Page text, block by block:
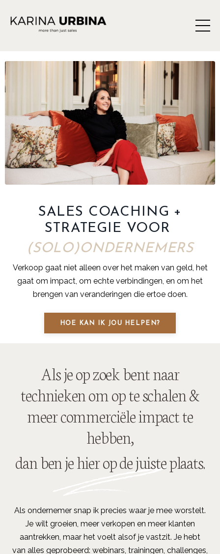
SALES COACHING +
STRATEGIE VOOR
(SOLO)ONDERNEMERS
Verkoop gaat niet alleen over het maken van geld, het
gaat om impact, om echte verbindingen, en om het
brengen van veranderingen die ertoe doen.
HOE KAN IK JOU HELPEN?
Als je op zoek bent naar
technieken om op te schalen &
meer commerciële impact te
hebben,
dan ben je hier op de juiste plaats.
Als ondernemer snap ik precies waar je mee worstelt.
Je wilt groeien, meer verkopen en meer klanten
aantrekken, maar het voelt alsof je vastzit. Je hebt
van alles geprobeerd: webinars, trainingen, challenges,